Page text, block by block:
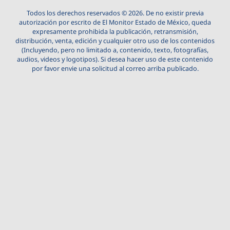
Todos los derechos reservados © 2026. De no existir previa
autorización por escrito de El Monitor Estado de México, queda
expresamente prohibida la publicación, retransmisión,
distribución, venta, edición y cualquier otro uso de los contenidos
(Incluyendo, pero no limitado a, contenido, texto, fotografías,
audios, videos y logotipos). Si desea hacer uso de este contenido
por favor envie una solicitud al correo arriba publicado.